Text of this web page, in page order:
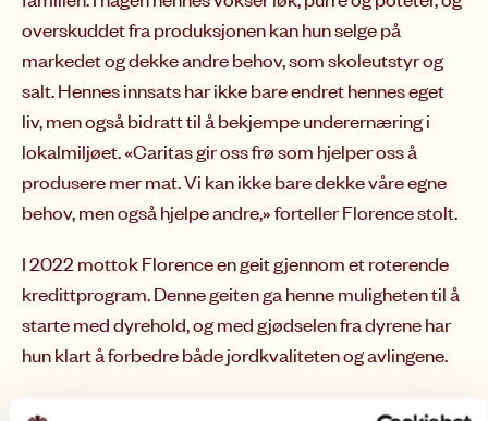
overskuddet fra produksjonen kan hun selge på
markedet og dekke andre behov, som skoleutstyr og
salt. Hennes innsats har ikke bare endret hennes eget
liv, men også bidratt til å bekjempe underernæring i
lokalmiljøet. «Caritas gir oss frø som hjelper oss å
produsere mer mat. Vi kan ikke bare dekke våre egne
behov, men også hjelpe andre,» forteller Florence stolt.
I 2022 mottok Florence en geit gjennom et roterende
kredittprogram. Denne geiten ga henne muligheten til å
starte med dyrehold, og med gjødselen fra dyrene har
hun klart å forbedre både jordkvaliteten og avlingene.